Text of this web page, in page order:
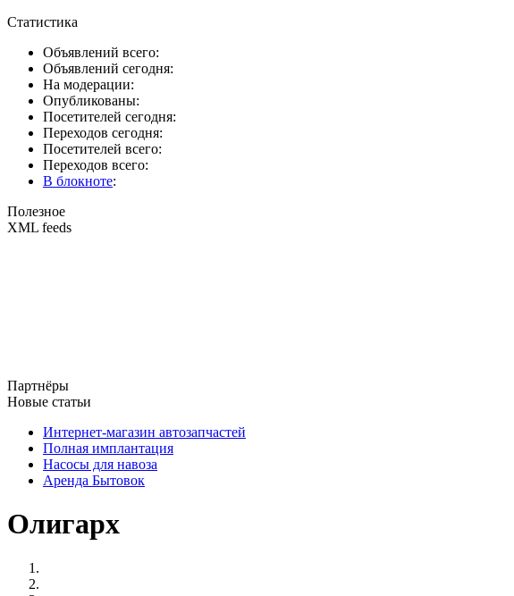
Статистика
Объявлений всего:
Объявлений сегодня:
На модерации:
Опубликованы:
Посетителей сегодня:
Переходов сегодня:
Посетителей всего:
Переходов всего:
В блокноте:
Полезное
XML feeds
Партнёры
Новые статьи
Интернет-магазин автозапчастей
Полная имплантация
Насосы для навоза
Аренда Бытовок
Олигарх